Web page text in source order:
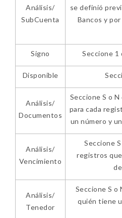
Análisis/
SubCuenta
se definió
Bancos y
Signo Seccione 1
Disponible
Análisis/
Documentos
Seccione S o
para cada
un número y
Análisis/
Vencimiento
Seccione
registros
Análisis/
Tenedor
Seccione S
quién tiene